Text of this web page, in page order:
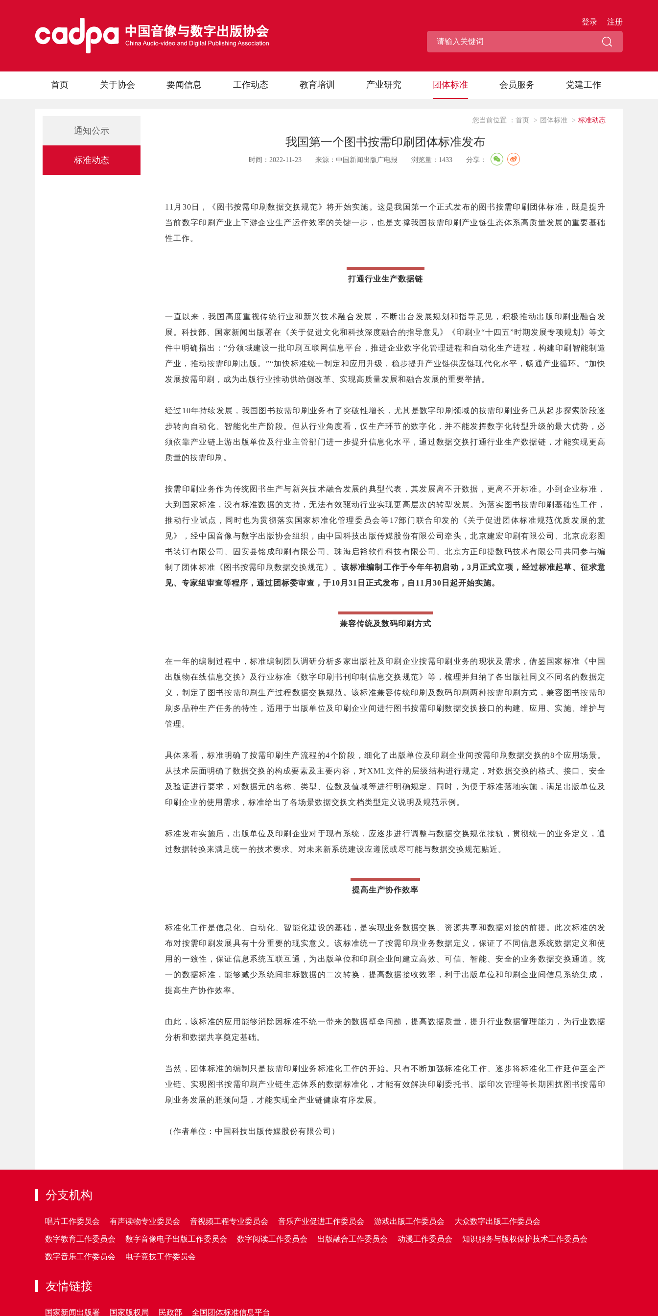
登录 注册
首页 关于协会 要闻信息 工作动态 教育培训 产业研究 团体标准 会员服务 党建工作
通知公示
标准动态
您当前位置 ： 首页 > 团体标准 > 标准动态
我国第一个图书按需印刷团体标准发布
时间：2022-11-23 来源：中国新闻出版广电报 浏览量： 1433 分享：
11月30日，《图书按需印刷数据交换规范》将开始实施。这是我国第一个正式发布的图书按需印刷团体标准，既是提升
当前数字印刷产业上下游企业生产运作效率的关键一步，也是支撑我国按需印刷产业链生态体系高质量发展的重要基础
性工作。
打通行业生产数据链
一直以来，我国高度重视传统行业和新兴技术融合发展，不断出台发展规划和指导意见，积极推动出版印刷业融合发
展。科技部、国家新闻出版署在《关于促进文化和科技深度融合的指导意见》《印刷业“十四五”时期发展专项规划》等文
件中明确指出：“分领域建设一批印刷互联网信息平台，推进企业数字化管理进程和自动化生产进程，构建印刷智能制造
产业，推动按需印刷出版。”“加快标准统一制定和应用升级，稳步提升产业链供应链现代化水平，畅通产业循环。”加快
发展按需印刷，成为出版行业推动供给侧改革、实现高质量发展和融合发展的重要举措。
经过10年持续发展，我国图书按需印刷业务有了突破性增长，尤其是数字印刷领域的按需印刷业务已从起步探索阶段逐
步转向自动化、智能化生产阶段。但从行业角度看，仅生产环节的数字化，并不能发挥数字化转型升级的最大优势，必
须依靠产业链上游出版单位及行业主管部门进一步提升信息化水平，通过数据交换打通行业生产数据链，才能实现更高
质量的按需印刷。
按需印刷业务作为传统图书生产与新兴技术融合发展的典型代表，其发展离不开数据，更离不开标准。小到企业标准，
大到国家标准，没有标准数据的支持，无法有效驱动行业实现更高层次的转型发展。为落实图书按需印刷基础性工作，
推动行业试点，同时也为贯彻落实国家标准化管理委员会等17部门联合印发的《关于促进团体标准规范优质发展的意
见》，经中国音像与数字出版协会组织，由中国科技出版传媒股份有限公司牵头，北京建宏印刷有限公司、北京虎彩图
书装订有限公司、固安县铭成印刷有限公司、珠海启裕软件科技有限公司、北京方正印捷数码技术有限公司共同参与编
制了团体标准《图书按需印刷数据交换规范》。 该标准编制工作于今年年初启动，3月正式立项，经过标准起草、征求意
见、专家组审查等程序，通过团标委审查，于10月31日正式发布，自11月30日起开始实施。
兼容传统及数码印刷方式
在一年的编制过程中，标准编制团队调研分析多家出版社及印刷企业按需印刷业务的现状及需求，借鉴国家标准《中国
出版物在线信息交换》及行业标准《数字印刷书刊印制信息交换规范》等，梳理并归纳了各出版社同义不同名的数据定
义，制定了图书按需印刷生产过程数据交换规范。该标准兼容传统印刷及数码印刷两种按需印刷方式，兼容图书按需印
刷多品种生产任务的特性，适用于出版单位及印刷企业间进行图书按需印刷数据交换接口的构建、应用、实施、维护与
管理。
具体来看，标准明确了按需印刷生产流程的4个阶段，细化了出版单位及印刷企业间按需印刷数据交换的8个应用场景。
从技术层面明确了数据交换的构成要素及主要内容，对XML文件的层级结构进行规定，对数据交换的格式、接口、安全
及验证进行要求，对数据元的名称、类型、位数及值域等进行明确规定。同时，为便于标准落地实施，满足出版单位及
印刷企业的使用需求，标准给出了各场景数据交换文档类型定义说明及规范示例。
标准发布实施后，出版单位及印刷企业对于现有系统，应逐步进行调整与数据交换规范接轨，贯彻统一的业务定义，通
过数据转换来满足统一的技术要求。对未来新系统建设应遵照或尽可能与数据交换规范贴近。
提高生产协作效率
标准化工作是信息化、自动化、智能化建设的基础，是实现业务数据交换、资源共享和数据对接的前提。此次标准的发
布对按需印刷发展具有十分重要的现实意义。该标准统一了按需印刷业务数据定义，保证了不同信息系统数据定义和使
用的一致性，保证信息系统互联互通，为出版单位和印刷企业间建立高效、可信、智能、安全的业务数据交换通道。统
一的数据标准，能够减少系统间非标数据的二次转换，提高数据接收效率，利于出版单位和印刷企业间信息系统集成，
提高生产协作效率。
由此，该标准的应用能够消除因标准不统一带来的数据壁垒问题，提高数据质量，提升行业数据管理能力，为行业数据
分析和数据共享奠定基础。
当然，团体标准的编制只是按需印刷业务标准化工作的开始。只有不断加强标准化工作、逐步将标准化工作延伸至全产
业链、实现图书按需印刷产业链生态体系的数据标准化，才能有效解决印刷委托书、版印次管理等长期困扰图书按需印
刷业务发展的瓶颈问题，才能实现全产业链健康有序发展。
（作者单位：中国科技出版传媒股份有限公司）
分支机构
唱片工作委员会 有声读物专业委员会 音视频工程专业委员会 音乐产业促进工作委员会 游戏出版工作委员会 大众数字出版工作委员会
数字教育工作委员会 数字音像电子出版工作委员会 数字阅读工作委员会 出版融合工作委员会 动漫工作委员会 知识服务与版权保护技术工作委员会
数字音乐工作委员会 电子竞技工作委员会
友情链接
国家新闻出版署 国家版权局 民政部 全国团体标准信息平台